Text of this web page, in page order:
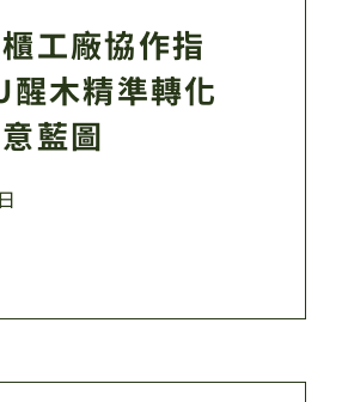
工廠協作指
醒木精準轉化
藍圖